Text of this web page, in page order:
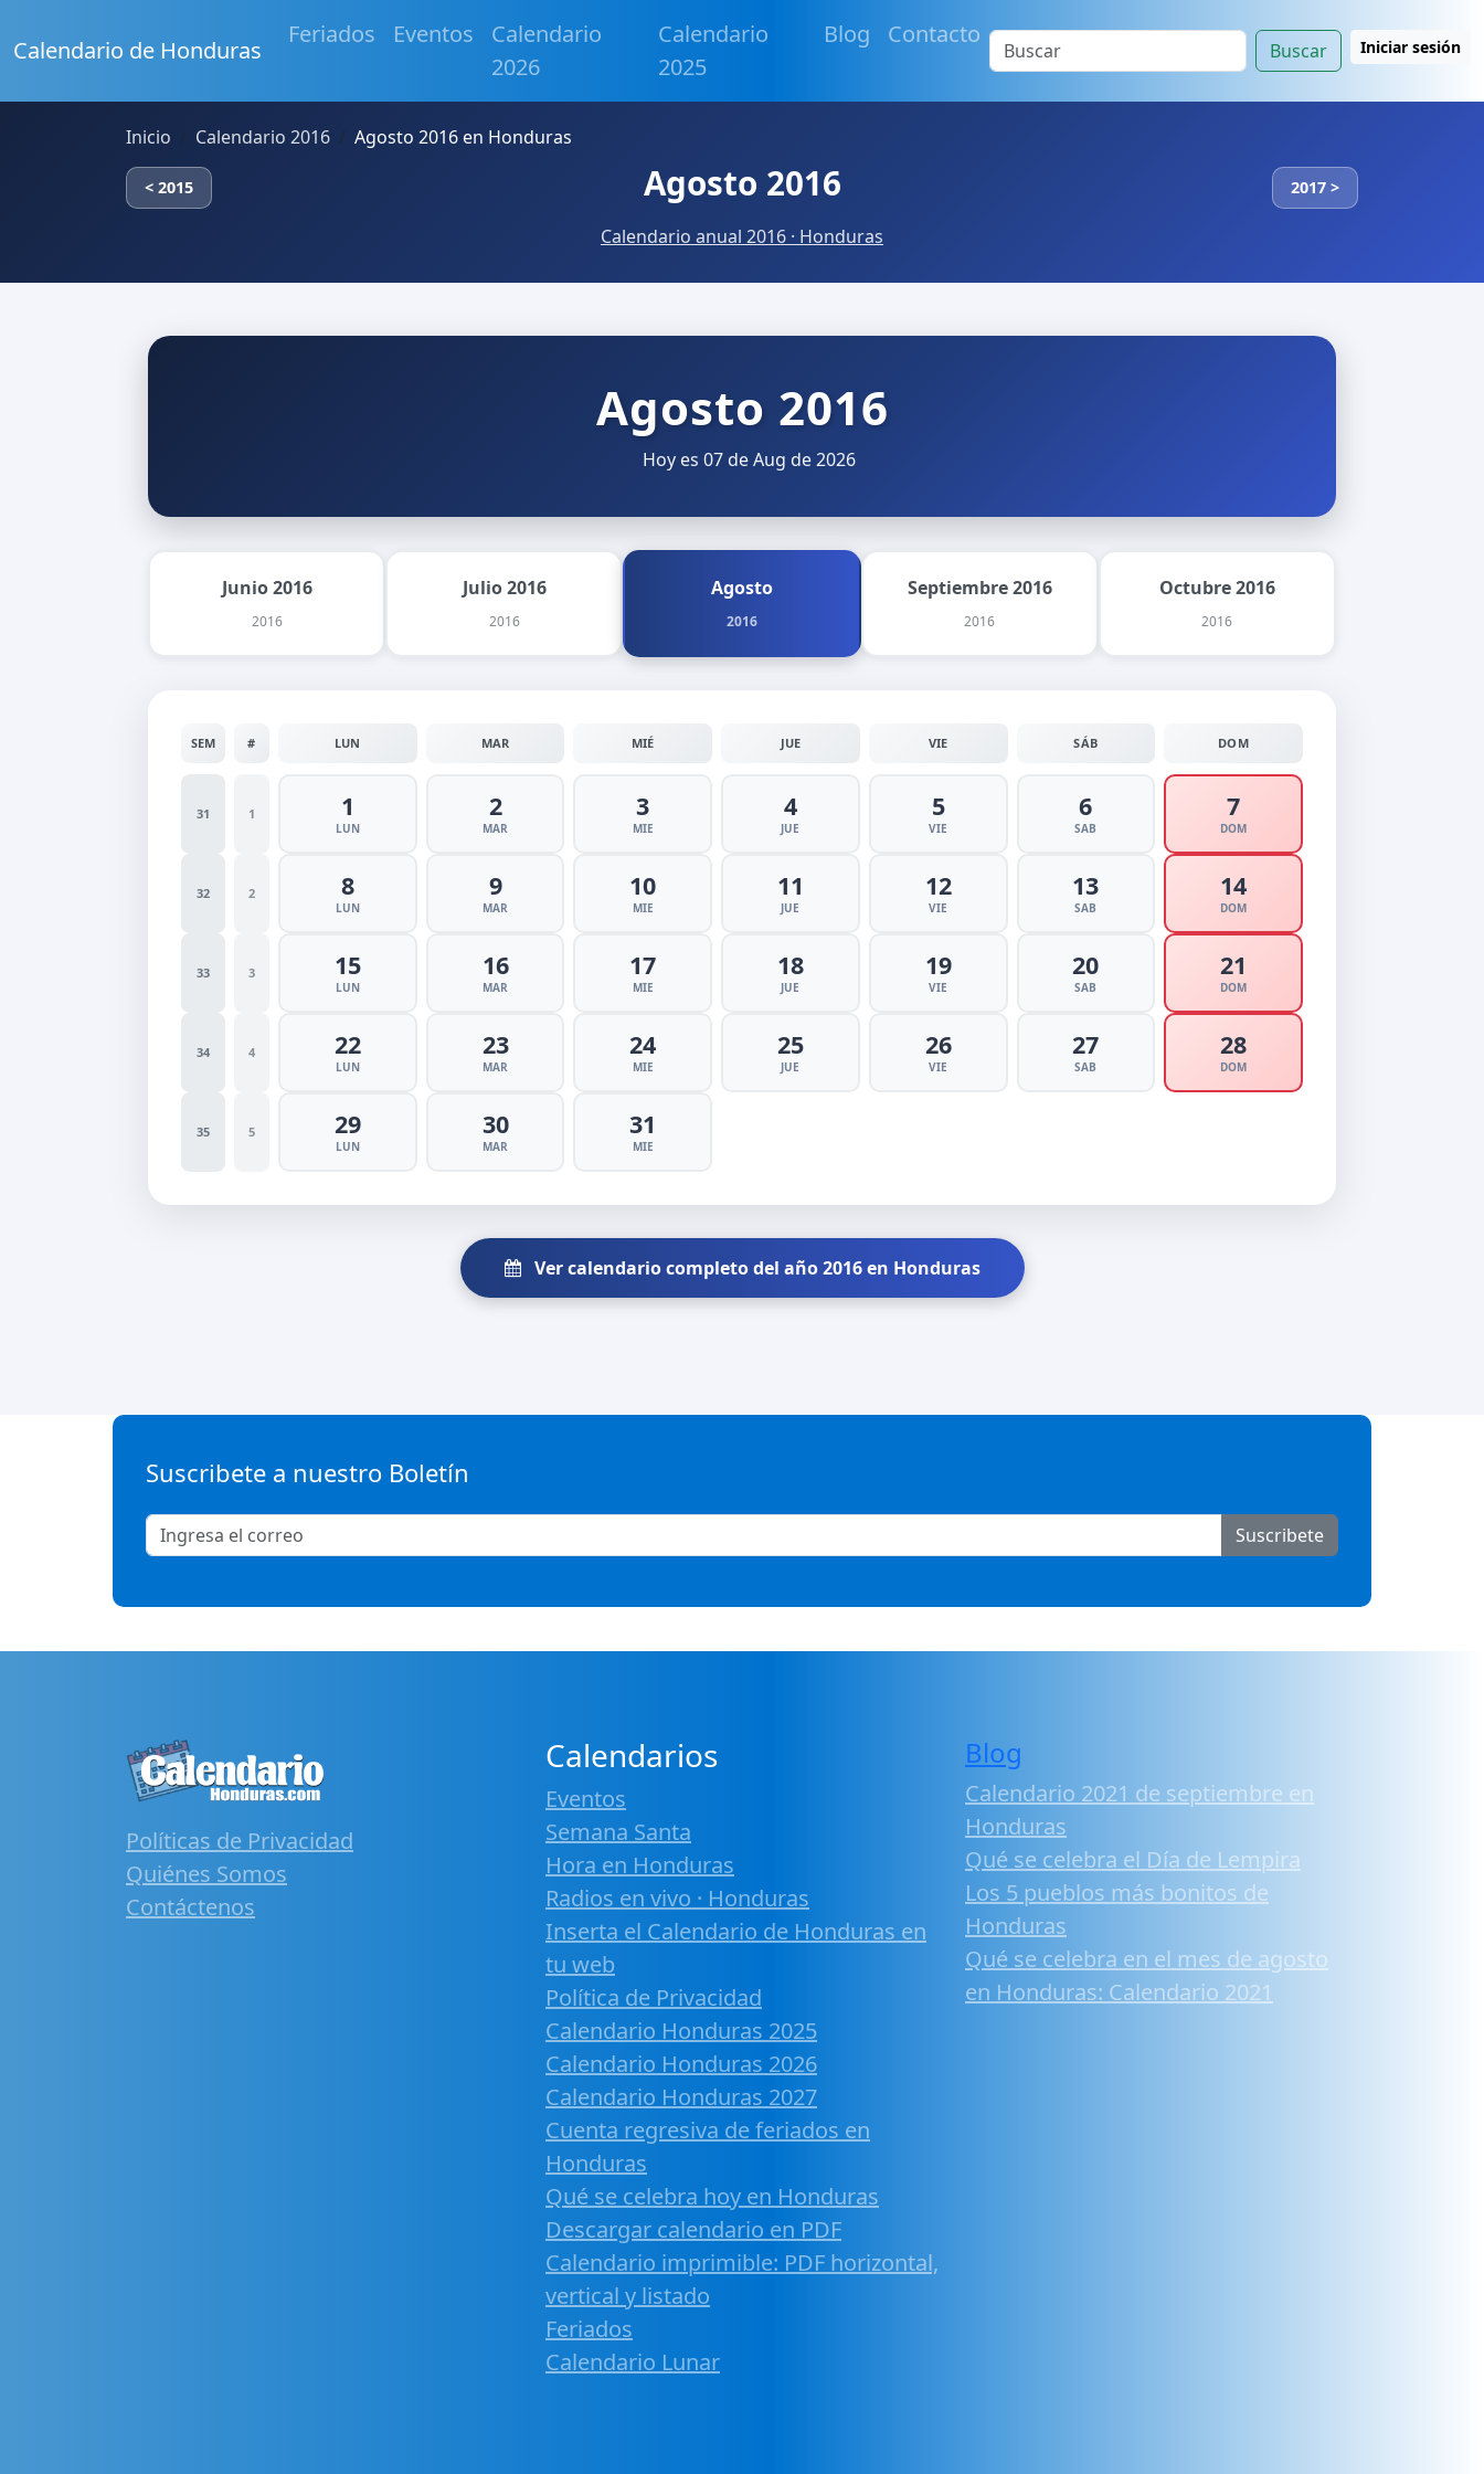
Calendario de Honduras
Feriados Eventos
Calendario
2026
Calendario
2025
Blog Contacto
Buscar Iniciar sesión
Inicio Calendario 2016 Agosto 2016 en Honduras
< 2015 Agosto 2016 2017 >
Calendario anual 2016 · Honduras
Agosto 2016
Hoy es 07 de Aug de 2026
Junio 2016
2016
Julio 2016
2016
Agosto
2016
Septiembre 2016
2016
Octubre 2016
2016
SEM # LUN MAR MIÉ JUE VIE SÁB DOM
31 1 1
LUN
2
MAR
3
MIE
4
JUE
5
VIE
6
SAB
7
DOM
32 2 8
LUN
9
MAR
10
MIE
11
JUE
12
VIE
13
SAB
14
DOM
33 3 15
LUN
16
MAR
17
MIE
18
JUE
19
VIE
20
SAB
21
DOM
34 4 22
LUN
23
MAR
24
MIE
25
JUE
26
VIE
27
SAB
28
DOM
35 5 29
LUN
30
MAR
31
MIE
Ver calendario completo del año 2016 en Honduras
Suscribete a nuestro Boletín
Suscribete
Políticas de Privacidad
Quiénes Somos
Contáctenos
Calendarios
Eventos
Semana Santa
Hora en Honduras
Radios en vivo · Honduras
Inserta el Calendario de Honduras en
tu web
Política de Privacidad
Calendario Honduras 2025
Calendario Honduras 2026
Calendario Honduras 2027
Cuenta regresiva de feriados en
Honduras
Qué se celebra hoy en Honduras
Descargar calendario en PDF
Calendario imprimible: PDF horizontal,
vertical y listado
Feriados
Calendario Lunar
Blog
Calendario 2021 de septiembre en
Honduras
Qué se celebra el Día de Lempira
Los 5 pueblos más bonitos de
Honduras
Qué se celebra en el mes de agosto
en Honduras: Calendario 2021